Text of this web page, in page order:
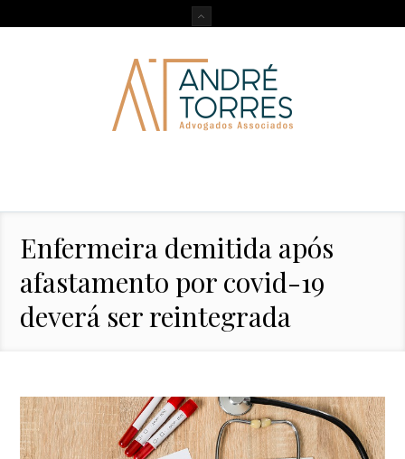
Enfermeira demitida após
afastamento por covid-19
deverá ser reintegrada